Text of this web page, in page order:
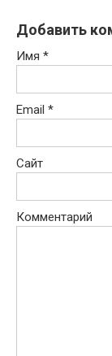
Добавить
Имя *
Email *
Сайт
Комментарий